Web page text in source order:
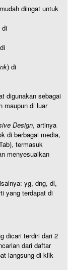
diingat untuk
di
) di
digunakan sebagai
maupun di luar
Design, artinya
di berbagai media,
termasuk
menyesuaikan
yg, dng, dl,
yang terdapat di
dicari terdiri dari 2
dari daftar
langsung di klik